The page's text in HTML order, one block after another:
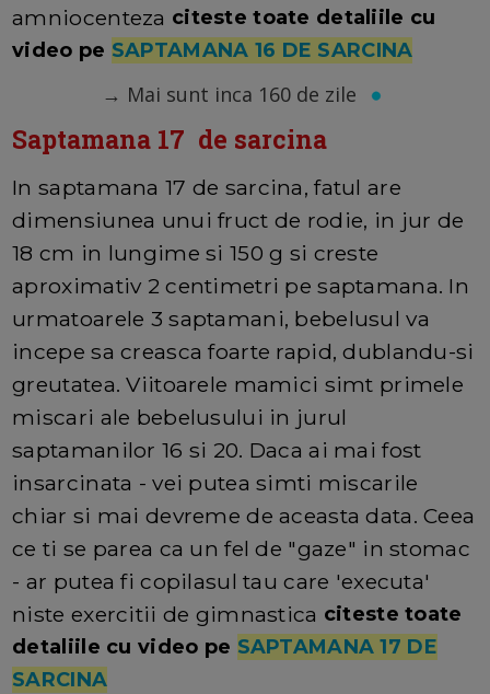
amniocenteza citeste toate detaliile cu
video pe SAPTAMANA 16 DE SARCINA
→ Mai sunt inca 160 de zile
Saptamana 17 de sarcina
In saptamana 17 de sarcina, fatul are
dimensiunea unui fruct de rodie, in jur de
18 cm in lungime si 150 g si creste
aproximativ 2 centimetri pe saptamana. In
urmatoarele 3 saptamani, bebelusul va
incepe sa creasca foarte rapid, dublandu-si
greutatea. Viitoarele mamici simt primele
miscari ale bebelusului in jurul
saptamanilor 16 si 20. Daca ai mai fost
insarcinata - vei putea simti miscarile
chiar si mai devreme de aceasta data. Ceea
ce ti se parea ca un fel de "gaze" in stomac
- ar putea fi copilasul tau care 'executa'
niste exercitii de gimnastica citeste toate
detaliile cu video pe SAPTAMANA 17 DE
SARCINA